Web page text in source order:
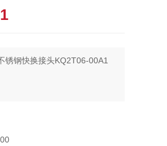
锈钢快换接头KQ2T06-00A1